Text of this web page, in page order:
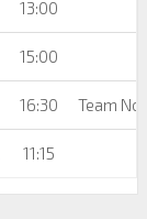
13:00
15:00
16:30 Team
11:15